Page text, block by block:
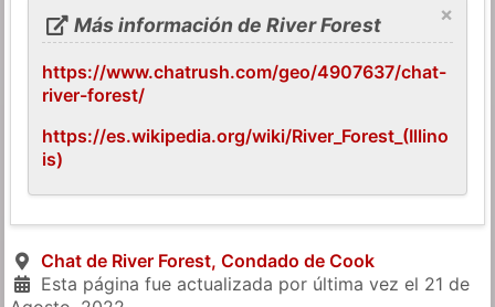
×
Más información de River Forest
https://www.chatrush.com/geo/4907637/chat-
river-forest/
https://es.wikipedia.org/wiki/River_Forest_(Illino
is)
Chat de River Forest, Condado de Cook
Esta página fue actualizada por última vez el 21 de